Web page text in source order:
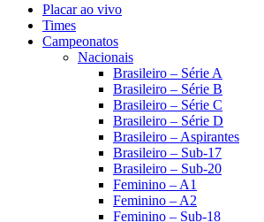
Placar ao vivo
Times
Campeonatos
Nacionais
Brasileiro – Série A
Brasileiro – Série B
Brasileiro – Série C
Brasileiro – Série D
Brasileiro – Aspirantes
Brasileiro – Sub-17
Brasileiro – Sub-20
Feminino – A1
Feminino – A2
Feminino – Sub-18